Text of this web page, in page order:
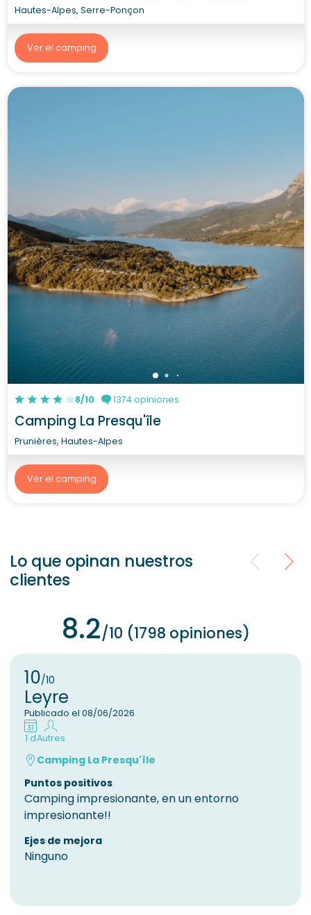
Hautes-Alpes, Serre-Ponçon
Ver el camping
8/10 1374 opiniones
Camping La Presqu'île
Prunières, Hautes-Alpes
Ver el camping
Lo que opinan nuestros
clientes
8.2/10 (1798 opiniones)
10/10
Leyre
Publicado el 08/06/2026
1 dAutres
Camping La Presqu'île
Puntos positivos
Camping impresionante, en un entorno
impresionante!!
Ejes de mejora
Ninguno